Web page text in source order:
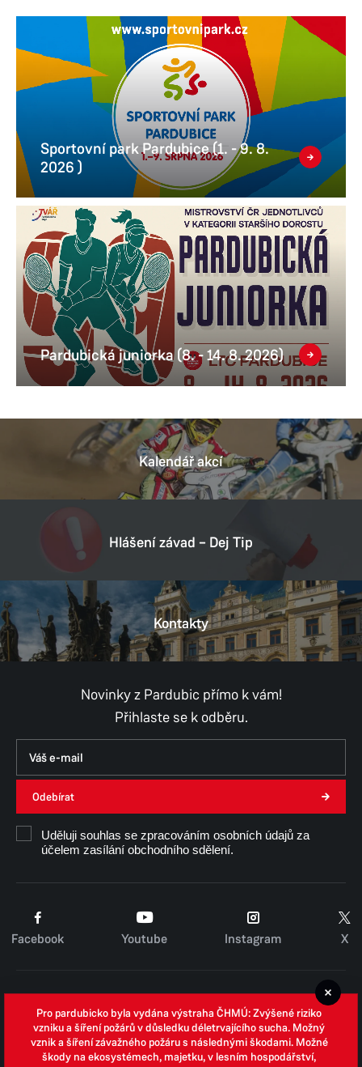
Sportovní park Pardubice (1. - 9. 8.
2026 )
Pardubická juniorka (8. - 14. 8. 2026)
Kalendář akcí
Hlášení závad – Dej Tip
Kontakty
Novinky z Pardubic přímo k vám!
Přihlaste se k odběru.
Odebírat
Uděluji souhlas se zpracováním osobních údajů za
účelem zasílání obchodního sdělení.
Facebook Youtube Instagram X
Zpracování osobních údajů
Whistleblowing
Pro pardubicko byla vydána výstraha ČHMÚ: Zvýšené riziko
vzniku a šíření požárů v důsledku déletrvajícího sucha. Možný
vznik a šíření závažného požáru s následnými škodami. Možné
škody na ekosystémech, majetku, v lesním hospodářství,